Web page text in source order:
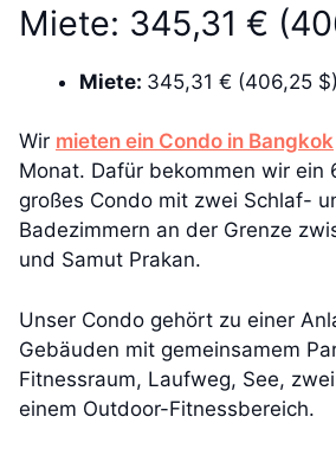
Miete: 345,31 €
Miete: 345,31 € (406,25 $)
Wir mieten ein Condo in Bangkok
Monat. Dafür bekommen wir ein
großes Condo mit zwei Schlaf-
Badezimmern an der Grenze
und Samut Prakan.
Unser Condo gehört zu einer
Gebäuden mit gemeinsamem
Fitnessraum, Laufweg, See,
einem Outdoor-Fitnessbereich.